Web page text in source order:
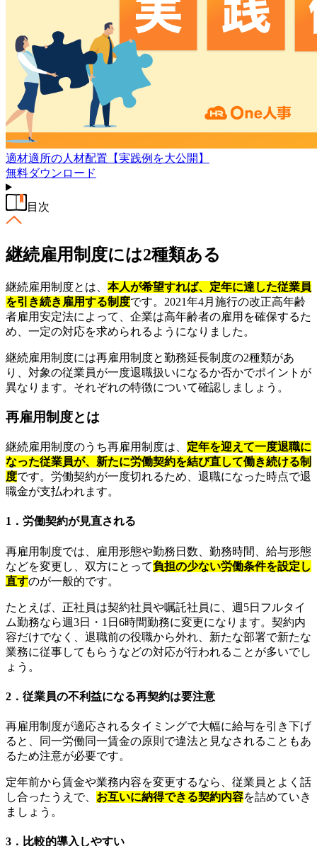
適材適所の人材配置【実践例を大公開】
無料ダウンロード
目次
継続雇用制度には2種類ある
継続雇用制度とは、 本人が希望すれば、定年に達した従業員
を引き続き雇用する制度です。2021年4月施行の改正高年齢
者雇用安定法によって、企業は高年齢者の雇用を確保するた
め、一定の対応を求められるようになりました。
継続雇用制度には再雇用制度と勤務延長制度の2種類があ
り、対象の従業員が一度退職扱いになるか否かでポイントが
異なります。それぞれの特徴について確認しましょう。
再雇用制度とは
継続雇用制度のうち再雇用制度は、 定年を迎えて一度退職に
なった従業員が、新たに労働契約を結び直して働き続ける制
度です。労働契約が一度切れるため、退職になった時点で退
職金が支払われます。
1．労働契約が見直される
再雇用制度では、雇用形態や勤務日数、勤務時間、給与形態
などを変更し、双方にとって負担の少ない労働条件を設定し
直すのが一般的です。
たとえば、正社員は契約社員や嘱託社員に、週5日フルタイ
ム勤務なら週3日・1日6時間勤務に変更になります。契約内
容だけでなく、退職前の役職から外れ、新たな部署で新たな
業務に従事してもらうなどの対応が行われることが多いでし
ょう。
2．従業員の不利益になる再契約は要注意
再雇用制度が適応されるタイミングで大幅に給与を引き下げ
ると、同一労働同一賃金の原則で違法と見なされることもあ
るため注意が必要です。
定年前から賃金や業務内容を変更するなら、従業員とよく話
し合ったうえで、 お互いに納得できる契約内容を詰めていき
ましょう。
3．比較的導入しやすい